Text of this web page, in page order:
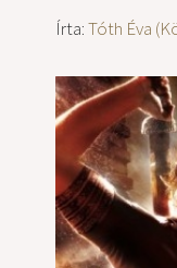
Írta:Tóth Éva